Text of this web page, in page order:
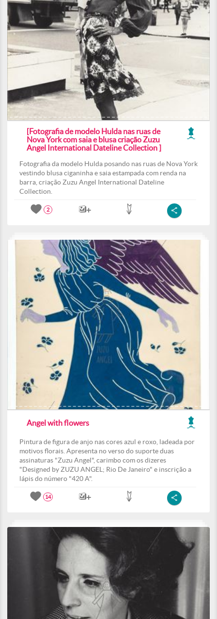
[Fotografia de modelo Hulda nas ruas de
Nova York com saia e blusa criação Zuzu
Angel International Dateline Collection ]
Fotografia da modelo Hulda posando nas ruas de Nova York
vestindo blusa ciganinha e saia estampada com renda na
barra, criação Zuzu Angel International Dateline
Collection.
2
Angel with flowers
Pintura de figura de anjo nas cores azul e roxo, ladeada por
motivos florais. Apresenta no verso do suporte duas
assinaturas "Zuzu Angel", carimbo com os dizeres
"Designed by ZUZU ANGEL; Rio De Janeiro" e inscrição a
lápis do número "420 A".
14